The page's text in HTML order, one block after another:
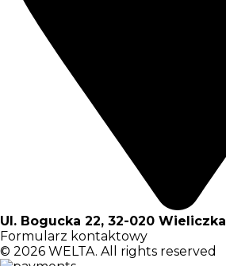
Ul. Bogucka 22, 32-020 Wieliczka
Formularz kontaktowy
© 2026 WELTA. All rights reserved